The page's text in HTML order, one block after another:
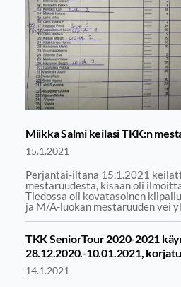
Miikka Salmi keilasi TKK:n
15.1.2021
Perjantai-iltana 15.1.2021
mestaruudesta, kisaan oli
Tiedossa oli kovatasoinen
ja M/A-luokan mestaruuden vei
TKK SeniorTour 2020-2021
28.12.2020.-10.01.2021,
14.1.2021